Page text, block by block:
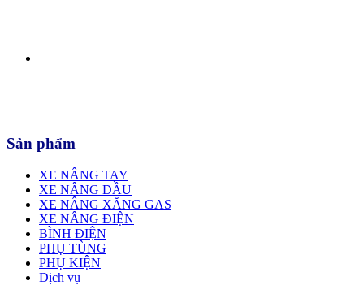
Sản phẩm
XE NÂNG TAY
XE NÂNG DẦU
XE NÂNG XĂNG GAS
XE NÂNG ĐIỆN
BÌNH ĐIỆN
PHỤ TÙNG
PHỤ KIỆN
Dịch vụ